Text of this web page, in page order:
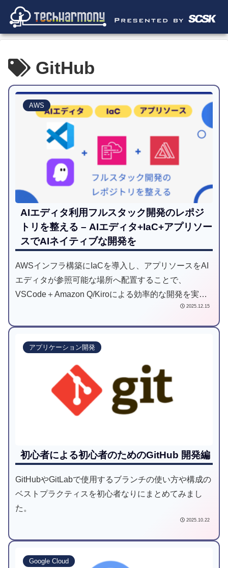
GitHub
AWS
AIエディタ利用フルスタック開発のレポジ
トリを整える – AIエディタ+IaC+アプリソー
スでAIネイティブな開発を
AWSインフラ構築にIaCを導入し、アプリソースをAI
エディタが参照可能な場所へ配置することで、
VSCode＋Amazon Q/Kiroによる効率的な開発を実
現。設計書や議事録をMarkdown化し、情報をGitに集
2025.12.15
アプリケーション開発
初心者による初心者のためのGitHub 開発編
GitHubやGitLabで使用するブランチの使い方や構成の
ベストプラクティスを初心者なりにまとめてみまし
た。
2025.10.22
Google Cloud